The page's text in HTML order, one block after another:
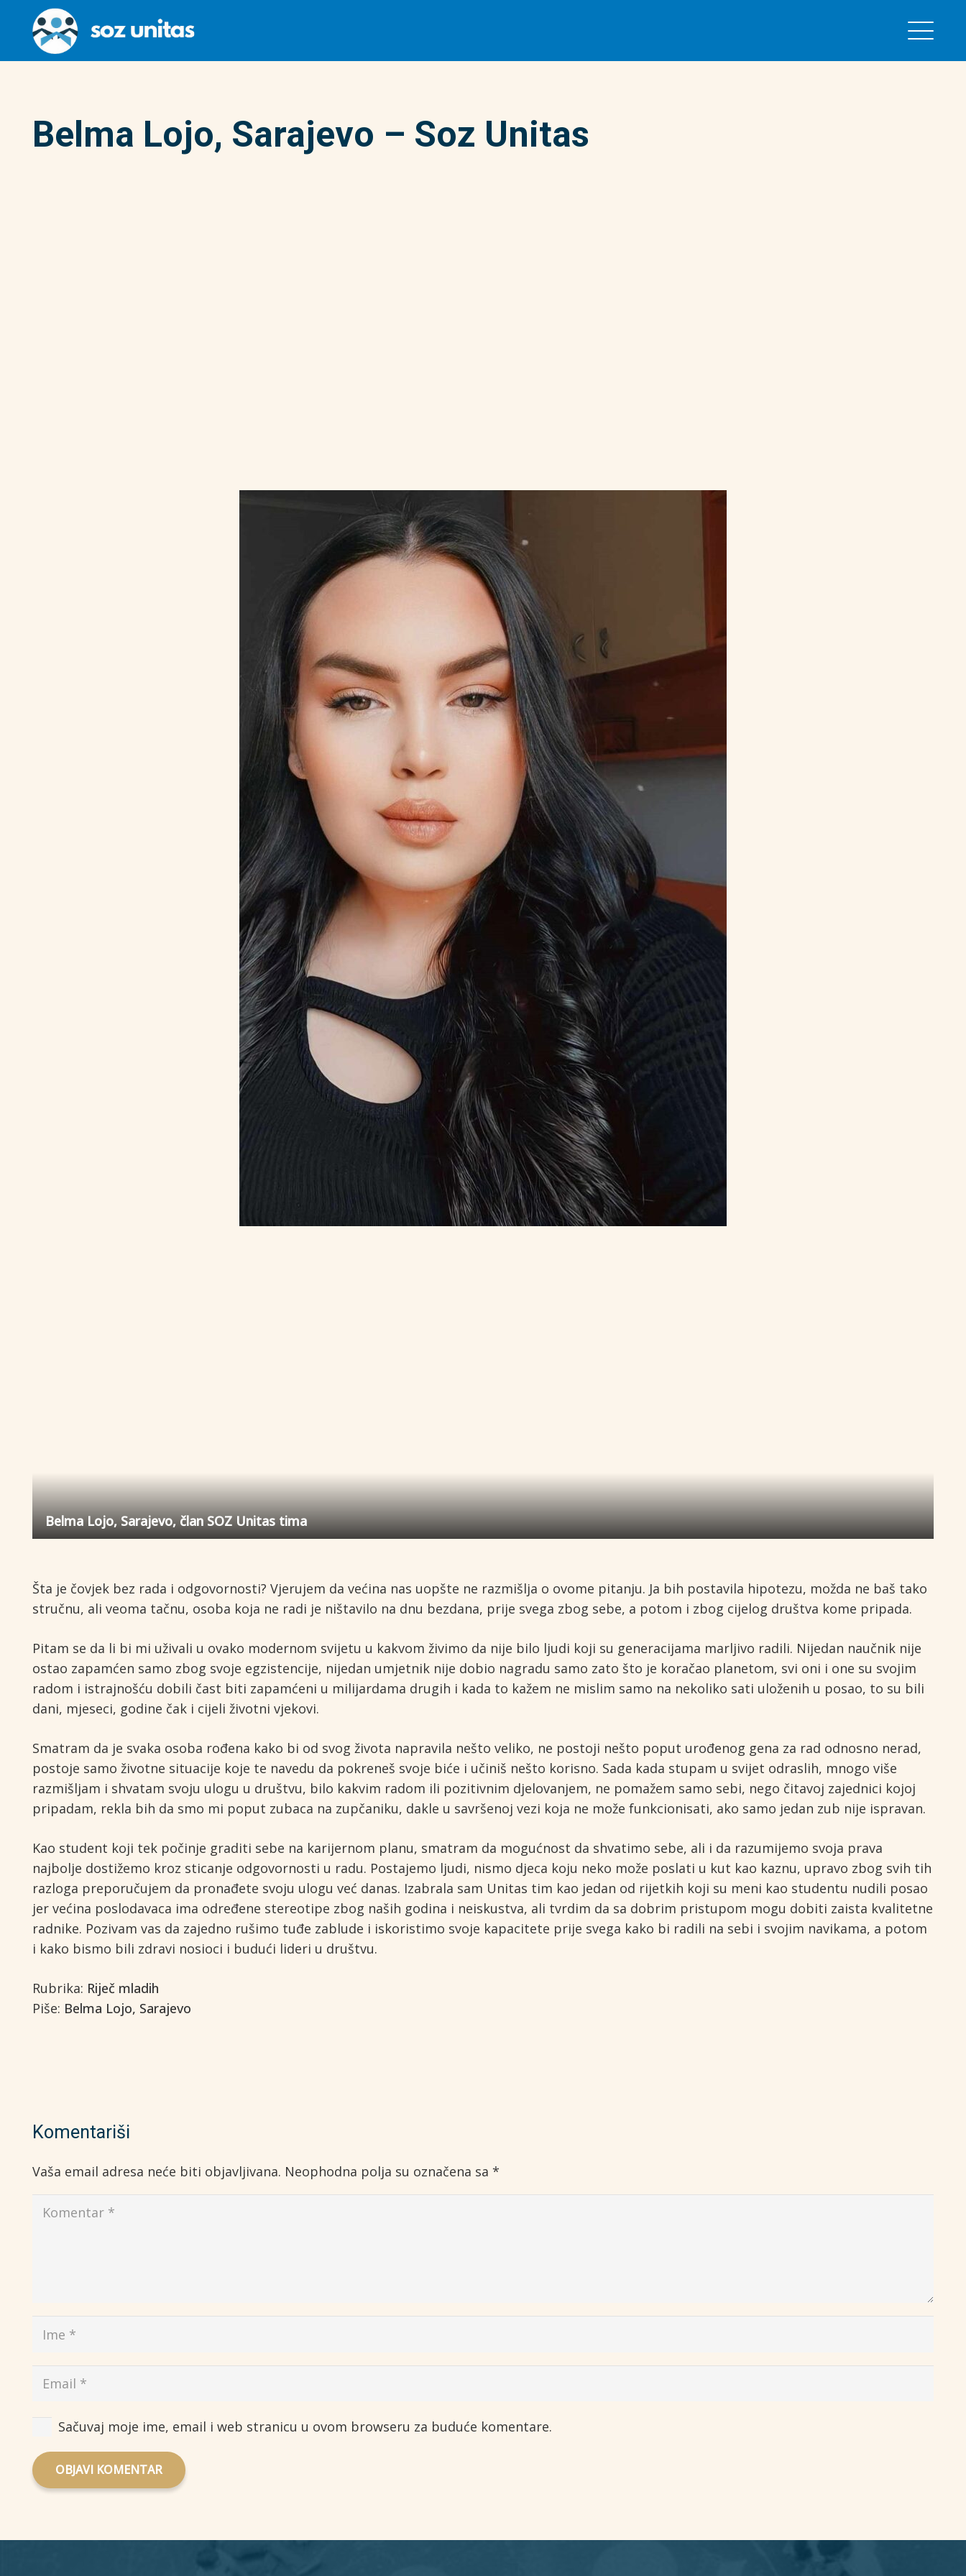
Belma Lojo, Sarajevo – Soz Unitas
Belma Lojo, Sarajevo, član SOZ Unitas tima
Šta je čovjek bez rada i odgovornosti? Vjerujem da većina nas uopšte ne razmišlja o ovome pitanju. Ja bih postavila hipotezu, možda ne baš tako
stručnu, ali veoma tačnu, osoba koja ne radi je ništavilo na dnu bezdana, prije svega zbog sebe, a potom i zbog cijelog društva kome pripada.
Pitam se da li bi mi uživali u ovako modernom svijetu u kakvom živimo da nije bilo ljudi koji su generacijama marljivo radili. Nijedan naučnik nije
ostao zapamćen samo zbog svoje egzistencije, nijedan umjetnik nije dobio nagradu samo zato što je koračao planetom, svi oni i one su svojim
radom i istrajnošću dobili čast biti zapamćeni u milijardama drugih i kada to kažem ne mislim samo na nekoliko sati uloženih u posao, to su bili
dani, mjeseci, godine čak i cijeli životni vjekovi.
Smatram da je svaka osoba rođena kako bi od svog života napravila nešto veliko, ne postoji nešto poput urođenog gena za rad odnosno nerad,
postoje samo životne situacije koje te navedu da pokreneš svoje biće i učiniš nešto korisno. Sada kada stupam u svijet odraslih, mnogo više
razmišljam i shvatam svoju ulogu u društvu, bilo kakvim radom ili pozitivnim djelovanjem, ne pomažem samo sebi, nego čitavoj zajednici kojoj
pripadam, rekla bih da smo mi poput zubaca na zupčaniku, dakle u savršenoj vezi koja ne može funkcionisati, ako samo jedan zub nije ispravan.
Kao student koji tek počinje graditi sebe na karijernom planu, smatram da mogućnost da shvatimo sebe, ali i da razumijemo svoja prava
najbolje dostižemo kroz sticanje odgovornosti u radu. Postajemo ljudi, nismo djeca koju neko može poslati u kut kao kaznu, upravo zbog svih tih
razloga preporučujem da pronađete svoju ulogu već danas. Izabrala sam Unitas tim kao jedan od rijetkih koji su meni kao studentu nudili posao
jer većina poslodavaca ima određene stereotipe zbog naših godina i neiskustva, ali tvrdim da sa dobrim pristupom mogu dobiti zaista kvalitetne
radnike. Pozivam vas da zajedno rušimo tuđe zablude i iskoristimo svoje kapacitete prije svega kako bi radili na sebi i svojim navikama, a potom
i kako bismo bili zdravi nosioci i budući lideri u društvu.
Rubrika: Riječ mladih
Piše: Belma Lojo, Sarajevo
Komentariši
Vaša email adresa neće biti objavljivana. Neophodna polja su označena sa *
Sačuvaj moje ime, email i web stranicu u ovom browseru za buduće komentare.
OBJAVI KOMENTAR